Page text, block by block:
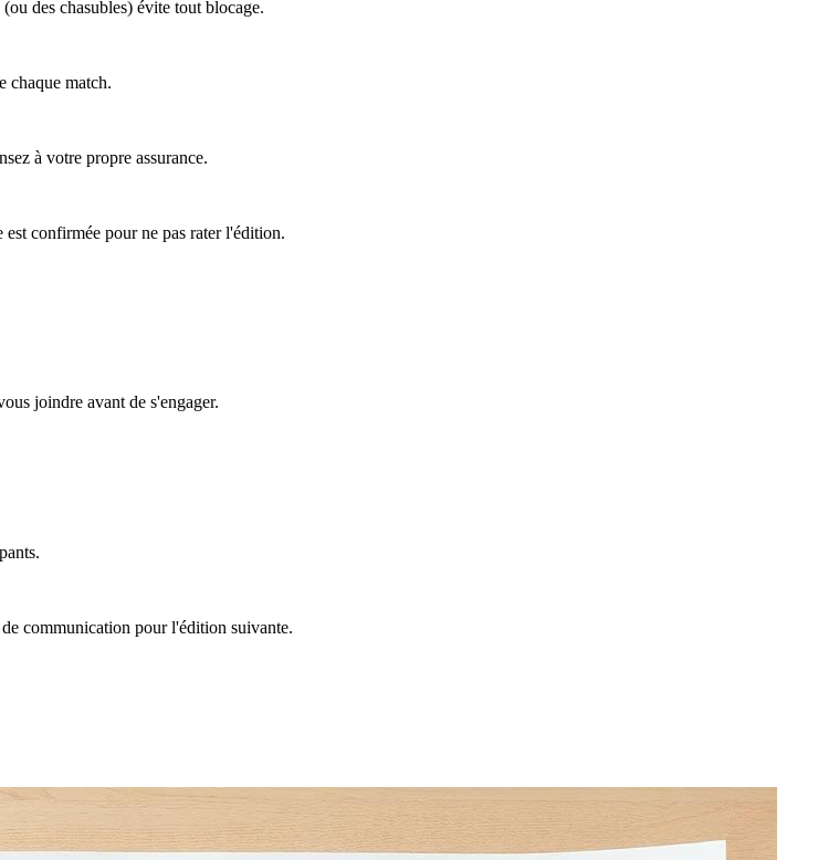
des chasubles) évite tout blocage.
chaque match.
à votre propre assurance.
est confirmée pour ne pas rater l'édition.
joindre avant de s'engager.
communication pour l'édition suivante.